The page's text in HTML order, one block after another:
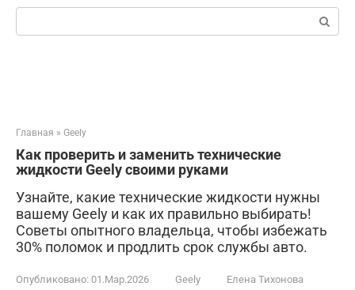
Поиск:
Главная » Geely
Как проверить и заменить технические
жидкости Geely своими руками
Узнайте, какие технические жидкости нужны
вашему Geely и как их правильно выбирать!
Советы опытного владельца, чтобы избежать
30% поломок и продлить срок службы авто.
Опубликовано: 01.Мар.2026 Geely Елена Тихонова